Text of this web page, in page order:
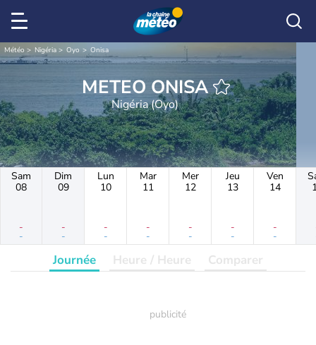
Météo Nigéria Oyo Onisa
METEO ONISA
Nigéria (Oyo)
Sam
08
-
-
Dim
09
-
-
Lun
10
-
-
Mar
11
-
-
Mer
12
-
-
Jeu
13
-
-
Ven
14
-
-
Journée Heure / Heure Comparer